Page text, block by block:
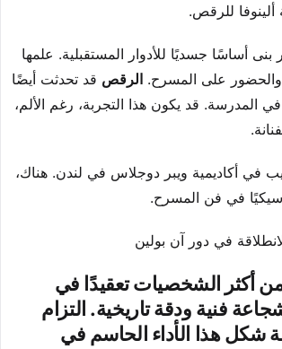
للرقص.
بنى أساسًا جسديًا للأدوار المستقبلية. علمها
على المسرح. الرقص قد تحدثت أيضًا
المدرسة. قد يكون هذا التجربة، رغم الألم،
في أكاديمية ويبر دوجلاس في لندن. هناك،
في فن المسرح.
في دور آن بولين
أكثر الشخصيات تعقيدًا في
فنية ودقة تاريخية. التزام
شكل هذا الأداء الحاسم في